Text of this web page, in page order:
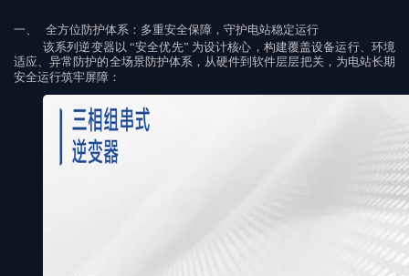
一、
全方位防护体系：多重安全保障，守护电站稳定运行
该系列逆变器以 “安全优先” 为设计核心，构建覆盖设备运行、环境
适应、异常防护的全场景防护体系，从硬件到软件层层把关，为电站长期
安全运行筑牢屏障：